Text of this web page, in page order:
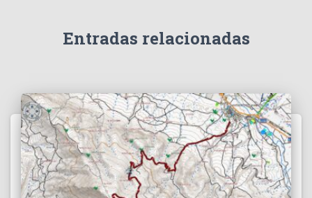
Entradas relacionadas